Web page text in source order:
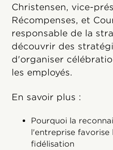
Christensen, vice-
Récompenses, et
responsable de la
découvrir des
d'organiser
les employés.
En savoir plus :
Pourquoi la
l'entreprise favorise
fidélisation